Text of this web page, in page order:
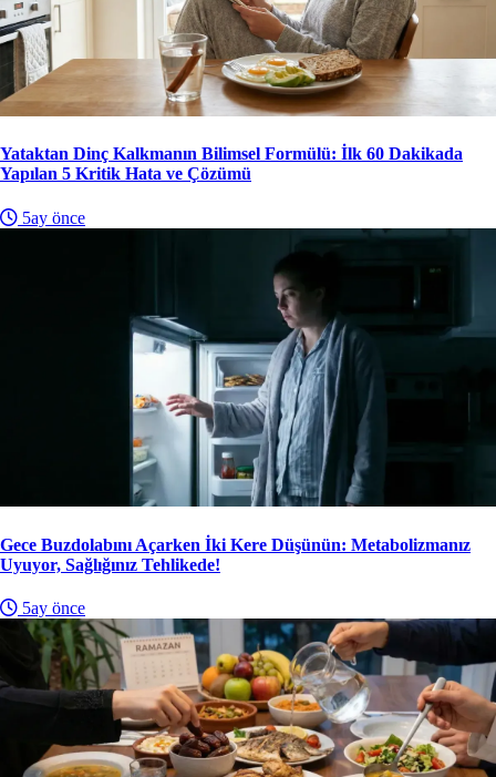
Yataktan Dinç Kalkmanın Bilimsel Formülü: İlk 60 Dakikada
Yapılan 5 Kritik Hata ve Çözümü
5ay önce
Gece Buzdolabını Açarken İki Kere Düşünün: Metabolizmanız
Uyuyor, Sağlığınız Tehlikede!
5ay önce